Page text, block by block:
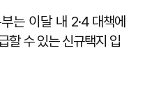
는 이달 내 2·4 대책에
할 수 있는 신규택지 입